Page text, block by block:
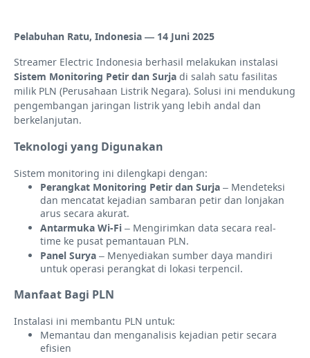
Pelabuhan Ratu, Indonesia — 14 Juni 2025
Streamer Electric Indonesia berhasil melakukan instalasi
Sistem Monitoring Petir dan Surja di salah satu fasilitas
milik PLN (Perusahaan Listrik Negara). Solusi ini mendukung
pengembangan jaringan listrik yang lebih andal dan
berkelanjutan.
Teknologi yang Digunakan
Sistem monitoring ini dilengkapi dengan:
Perangkat Monitoring Petir dan Surja – Mendeteksi
dan mencatat kejadian sambaran petir dan lonjakan
arus secara akurat.
Antarmuka Wi-Fi – Mengirimkan data secara real-
time ke pusat pemantauan PLN.
Panel Surya – Menyediakan sumber daya mandiri
untuk operasi perangkat di lokasi terpencil.
Manfaat Bagi PLN
Instalasi ini membantu PLN untuk:
Memantau dan menganalisis kejadian petir secara
efisien